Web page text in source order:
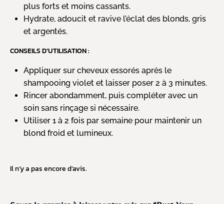
plus forts et moins cassants.
Hydrate, adoucit et ravive l’éclat des blonds, gris
et argentés.
CONSEILS D’UTILISATION :
Appliquer sur cheveux essorés après le
shampooing violet et laisser poser 2 à 3 minutes.
Rincer abondamment, puis compléter avec un
soin sans rinçage si nécessaire.
Utiliser 1 à 2 fois par semaine pour maintenir un
blond froid et lumineux.
Il n’y a pas encore d’avis.